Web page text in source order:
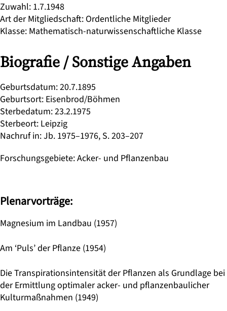
Zuwahl: 1.7.1948
Art der Mitgliedschaft: Ordentliche Mitglieder
Klasse: Mathematisch-naturwissenschaftliche Klasse
Biografie / Sonstige Angaben
Geburtsdatum:20.7.1895
Geburtsort: Eisenbrod/Böhmen
Sterbedatum:23.2.1975
Sterbeort: Leipzig
Nachruf in:Jb. 1975–1976, S. 203–207
Forschungsgebiete:Acker- und Pflanzenbau
Plenarvorträge:
Magnesium im Landbau (1957)
Am ‘Puls’ der Pflanze (1954)
Die Transpirationsintensität der Pflanzen als Grundlage bei
der Ermittlung optimaler acker- und pflanzenbaulicher
Kulturmaßnahmen (1949)